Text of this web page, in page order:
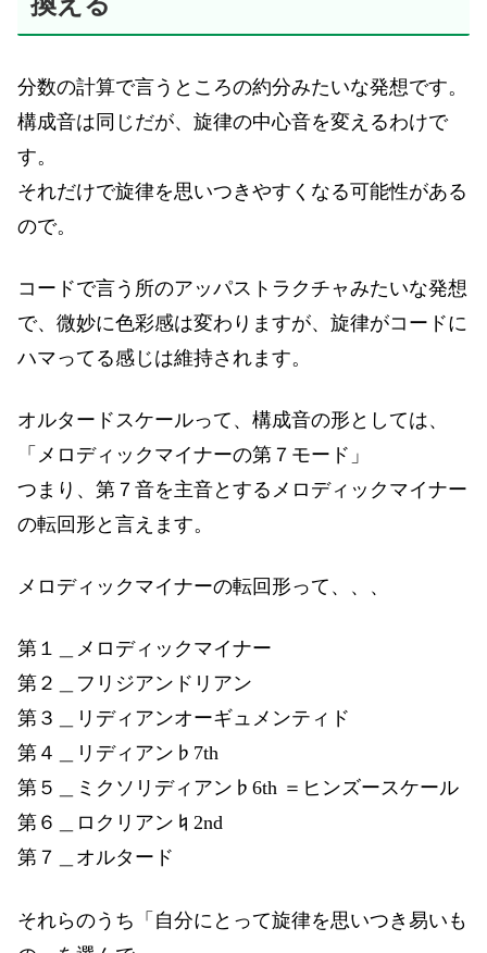
分数の計算で言うところの約分みたいな発想です。
構成音は同じだが、旋律の中心音を変えるわけで
す。
それだけで旋律を思いつきやすくなる可能性がある
ので。
コードで言う所のアッパストラクチャみたいな発想
で、微妙に色彩感は変わりますが、旋律がコードに
ハマってる感じは維持されます。
オルタードスケールって、構成音の形としては、
「メロディックマイナーの第７モード」
つまり、第７音を主音とするメロディックマイナー
の転回形と言えます。
メロディックマイナーの転回形って、、、
第１＿メロディックマイナー
第２＿フリジアンドリアン
第３＿リディアンオーギュメンティド
第４＿リディアン♭7th
第５＿ミクソリディアン♭6th ＝ヒンズースケール
第６＿ロクリアン♮2nd
第７＿オルタード
それらのうち「自分にとって旋律を思いつき易いも